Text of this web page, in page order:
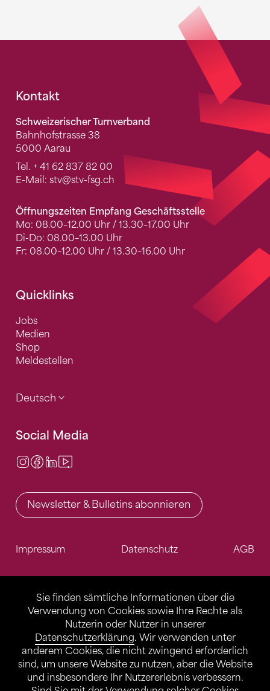
Sie finden sämtliche Informationen über die
Verwendung von Cookies sowie Ihre Rechte als
Nutzerin oder Nutzer in unserer
Datenschutzerklärung. Wir verwenden unter
anderem Cookies, die nicht zwingend erforderlich
sind, um unsere Website zu nutzen, aber die Website
und insbesondere Ihr Nutzererlebnis verbessern.
Fusszeile
Kontakt
Schweizerischer Turnverband
Bahnhofstrasse 38
5000 Aarau
Tel. + 41 62 837 82 00
E-Mail: stv@stv-fsg.ch
Öffnungszeiten Empfang Geschäftsstelle
Mo: 08.00–12.00 Uhr / 13.30–17.00 Uhr
Di-Do: 08.00–13.00 Uhr
Fr: 08.00–12.00 Uhr / 13.30–16.00 Uhr
Quicklinks
Jobs
Medien
Shop
Meldestellen
Deutsch
Social Media
Instagram
Facebook
LinkedIn
Newsletter & Bulletins abonnieren
Impressum Datenschutz AGB